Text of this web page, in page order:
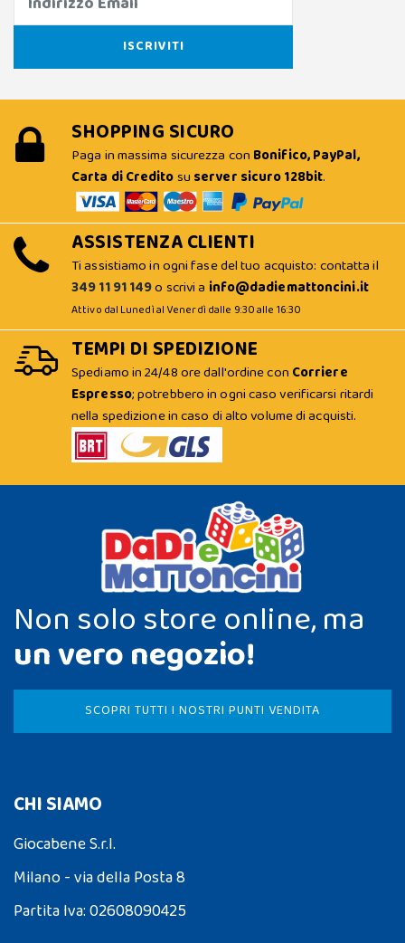
SHOPPING SICURO
Paga in massima sicurezza con Bonifico, PayPal,
Carta di Creditosu server sicuro 128bit.
ASSISTENZA CLIENTI
Ti assistiamo in ogni fase del tuo acquisto: contatta il
349 11 91 149o scrivi a info@dadiemattoncini.it
Attivo dal Lunedì al Venerdì dalle 9:30 alle 16:30
TEMPI DI SPEDIZIONE
Spediamo in 24/48 ore dall'ordine con Corriere
Espresso; potrebbero in ogni caso verificarsi ritardi
nella spedizione in caso di alto volume di acquisti.
Non solo store online, ma
un vero negozio!
SCOPRI TUTTI I NOSTRI PUNTI VENDITA
CHI SIAMO
Giocabene S.r.l.
Milano - via della Posta 8
Partita Iva: 02608090425